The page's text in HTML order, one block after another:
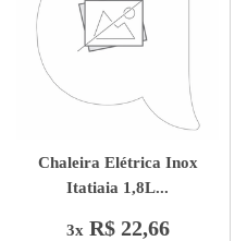
Chaleira Elétrica Inox
Itatiaia 1,8L...
3x R$ 22,66